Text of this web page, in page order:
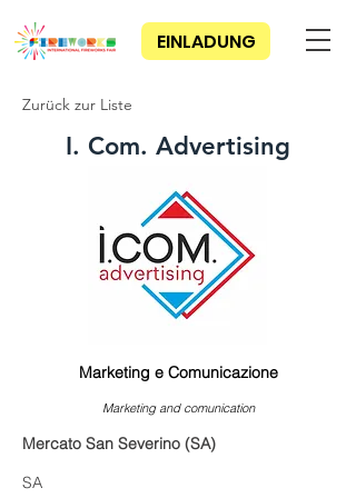
EINLADUNG
Zurück zur Liste
I. Com. Advertising
Marketing e Comunicazione
Marketing and comunication
Mercato San Severino (SA)
SA